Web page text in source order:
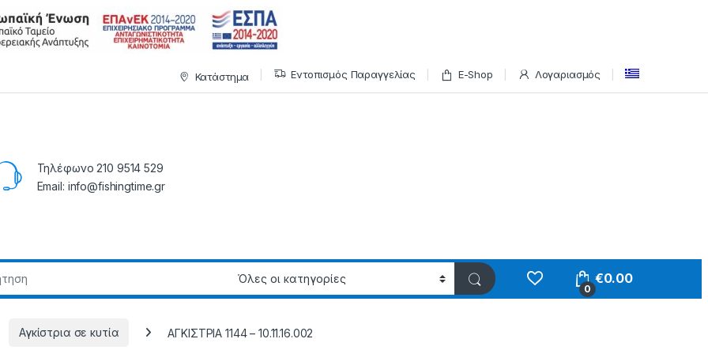
Κατάστημα Εντοπισμός Παραγγελίας E-Shop Λογαριασμός
Τηλέφωνο 210 9514 529
Email: info@fishingtime.gr
0
€0.00
Αγκίστρια σε κυτία ΑΓΚΙΣΤΡΙΑ 1144 – 10.11.16.002